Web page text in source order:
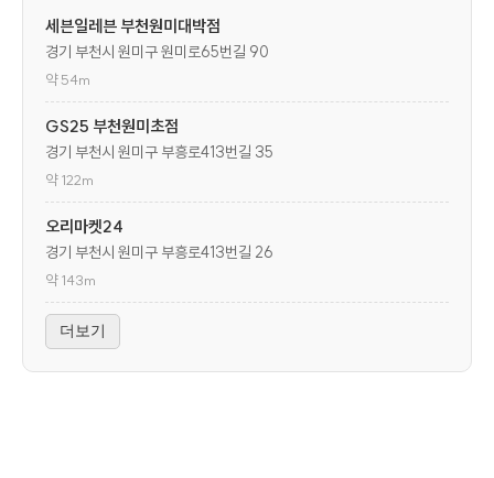
세븐일레븐 부천원미대박점
경기 부천시 원미구 원미로65번길 90
약 54m
GS25 부천원미초점
경기 부천시 원미구 부흥로413번길 35
약 122m
오리마켓24
경기 부천시 원미구 부흥로413번길 26
약 143m
더보기